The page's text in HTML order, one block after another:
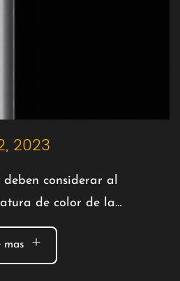
2023
deben considerar al
de color de la
LED?
mas +